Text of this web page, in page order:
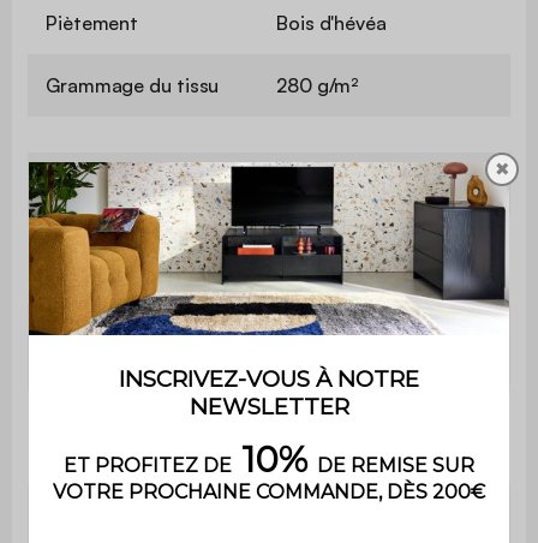
Piètement Bois d'hévéa
Grammage du tissu 280 g/m²
Garnissage PU
Garnissage
assise
Mousse polyuréthane (22kg/m3)
Hauteur
✖